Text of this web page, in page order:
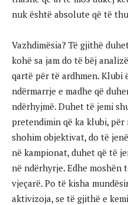
nuk është absolute që të
Vazhdimësia? Të gjithë
kohë sa jam do të bëj
qartë për të ardhmen. Klubi
ndërmarrje e madhe që
ndërhyjmë. Duhet të jemi
pretendimin që ka klubi,
shohim objektivat, do të
në kampionat, duhet që të
në ndërhyrje. Edhe moshën
vjeçarë. Po të kisha
aktivizoja, se të gjithë e